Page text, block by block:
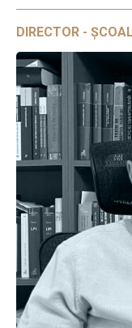
DIRECTOR -